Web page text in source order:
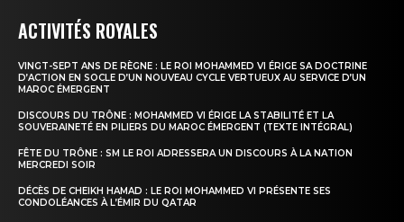
ACTIVITÉS ROYALES
VINGT-SEPT ANS DE RÈGNE : LE ROI MOHAMMED VI ÉRIGE SA DOCTRINE
D’ACTION EN SOCLE D’UN NOUVEAU CYCLE VERTUEUX AU SERVICE D’UN
MAROC ÉMERGENT
DISCOURS DU TRÔNE : MOHAMMED VI ÉRIGE LA STABILITÉ ET LA
SOUVERAINETÉ EN PILIERS DU MAROC ÉMERGENT (TEXTE INTÉGRAL)
FÊTE DU TRÔNE : SM LE ROI ADRESSERA UN DISCOURS À LA NATION
MERCREDI SOIR
DÉCÈS DE CHEIKH HAMAD : LE ROI MOHAMMED VI PRÉSENTE SES
CONDOLÉANCES À L’ÉMIR DU QATAR